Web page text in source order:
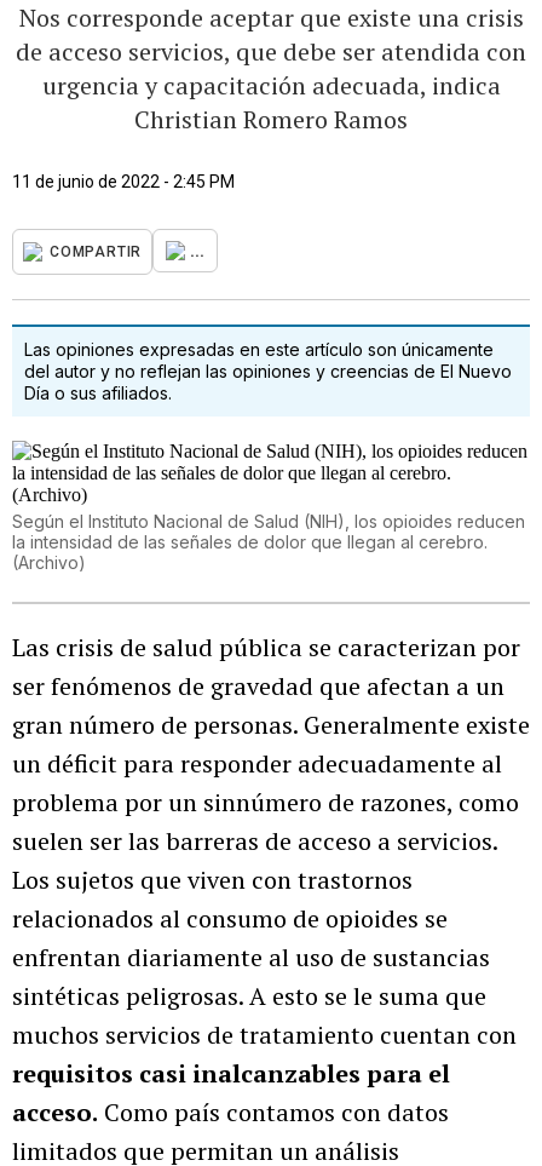
Nos corresponde aceptar que existe una crisis
de acceso servicios, que debe ser atendida con
urgencia y capacitación adecuada, indica
Christian Romero Ramos
11 de junio de 2022 - 2:45 PM
COMPARTIR ...
Las opiniones expresadas en este artículo son únicamente
del autor y no reflejan las opiniones y creencias de El Nuevo
Día o sus afiliados.
Según el Instituto Nacional de Salud (NIH), los opioides reducen
la intensidad de las señales de dolor que llegan al cerebro.
(Archivo)
Las crisis de salud pública se caracterizan por
ser fenómenos de gravedad que afectan a un
gran número de personas. Generalmente existe
un déficit para responder adecuadamente al
problema por un sinnúmero de razones, como
suelen ser las barreras de acceso a servicios.
Los sujetos que viven con trastornos
relacionados al consumo de opioides se
enfrentan diariamente al uso de sustancias
sintéticas peligrosas. A esto se le suma que
muchos servicios de tratamiento cuentan con
requisitos casi inalcanzables para el
acceso. Como país contamos con datos
limitados que permitan un análisis